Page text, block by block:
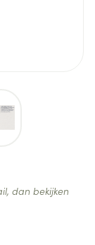
dan bekijken